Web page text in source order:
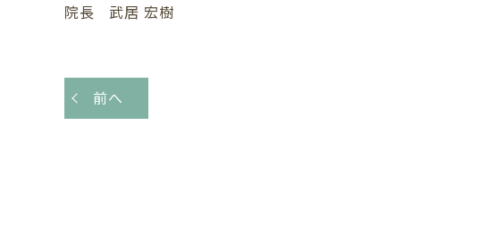
院長 武居 宏樹
前へ